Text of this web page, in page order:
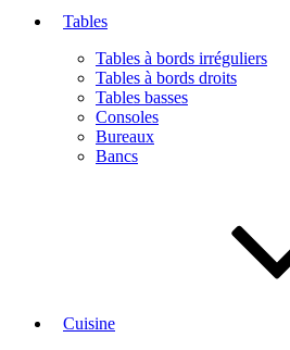
Tables
Tables à bords irréguliers
Tables à bords droits
Tables basses
Consoles
Bureaux
Bancs
Cuisine